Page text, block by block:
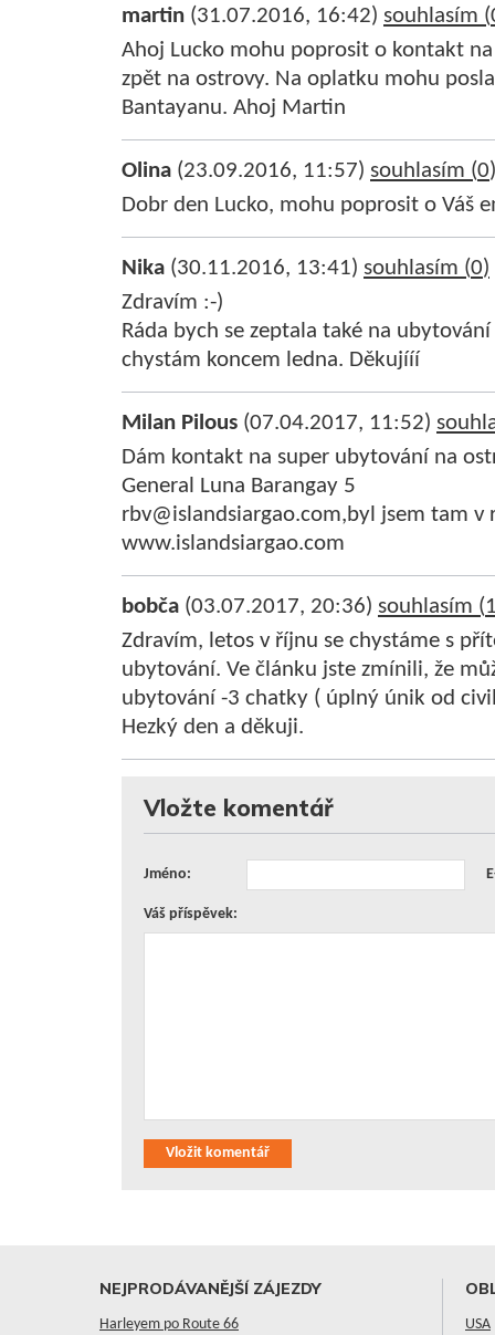
martin (31.07.2016, 16:42) souhlasím (
Ahoj Lucko mohu poprosit o kontakt
zpět na ostrovy. Na oplatku mohu
Bantayanu. Ahoj Martin
Olina (23.09.2016, 11:57) souhlasím (0)
Dobr den Lucko, mohu poprosit o Váš
Nika (30.11.2016, 13:41) souhlasím (0)
Zdravím :-)
Ráda bych se zeptala také na
chystám koncem ledna. Děkujííí
Milan Pilous (07.04.2017, 11:52)
Dám kontakt na super ubytování na
General Luna Barangay 5
rbv@islandsiargao.com,byl jsem tam v
www.islandsiargao.com
bobča (03.07.2017, 20:36) souhlasím (
Zdravím, letos v říjnu se chystáme s
ubytování. Ve článku jste zmínili, že
ubytování -3 chatky ( úplný únik od
Hezký den a děkuji.
Vložte komentář
Jméno:
Váš příspěvek:
Vložit komentář
NEJPRODÁVANĚJŠÍ ZÁJEZDY
Harleyem po Route 66
USA